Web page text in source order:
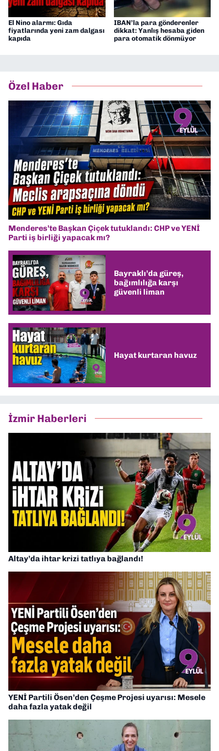
El Nino alarmı: Gıda
fiyatlarında yeni zam dalgası
kapıda
IBAN’la para gönderenler
dikkat: Yanlış hesaba giden
para otomatik dönmüyor
Özel Haber
Menderes’te Başkan Çiçek tutuklandı: CHP ve YENİ
Parti iş birliği yapacak mı?
Bayraklı’da güreş,
bağımlılığa karşı
güvenli liman
Hayat kurtaran havuz
İzmir Haberleri
Altay’da ihtar krizi tatlıya bağlandı!
YENİ Partili Ösen’den Çeşme Projesi uyarısı: Mesele
daha fazla yatak değil